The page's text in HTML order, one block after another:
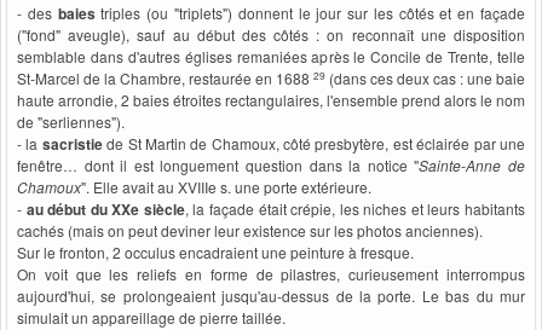
- des baies triples (ou "triplets") donnent le jour sur les côtés et en façade
("fond" aveugle), sauf au début des côtés : on reconnaît une disposition
semblable dans d'autres églises remaniées après le Concile de Trente, telle
St-Marcel de la Chambre, restaurée en 1688 29 (dans ces deux cas : une baie
haute arrondie, 2 baies étroites rectangulaires, l'ensemble prend alors le nom
de "serliennes").
- la sacristiede St Martin de Chamoux, côté presbytère, est éclairée par une
fenêtre… dont il est longuement question dans la notice "Sainte-Anne de
Chamoux". Elle avait au XVIIIe s. une porte extérieure.
- au début du XXe siècle, la façade était crépie, les niches et leurs habitants
cachés (mais on peut deviner leur existence sur les photos anciennes).
Sur le fronton, 2 occulus encadraient une peinture à fresque.
On voit que les reliefs en forme de pilastres, curieusement interrompus
aujourd'hui, se prolongeaient jusqu'au-dessus de la porte. Le bas du mur
simulait un appareillage de pierre taillée.